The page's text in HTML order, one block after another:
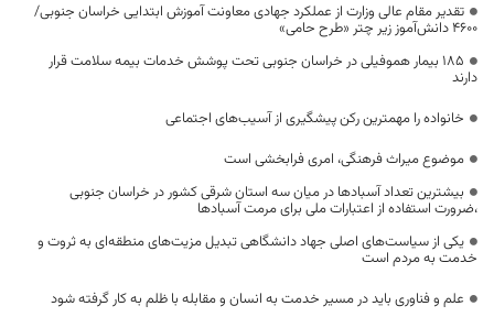
تقدیر مقام عالی وزارت از عملکرد جهادی معاونت آموزش ابتدایی خراسان جنوبی/
۴۶۰۰ دانش‌آموز زیر چتر «طرح حامی»
۱۸۵ بیمار هموفیلی در خراسان جنوبی تحت پوشش خدمات بیمه سلامت قرار
دارند
خانواده را مهمترین رکن پیشگیری از آسیب‌های اجتماعی
موضوع میراث فرهنگی، امری فرابخشی است
بیشترین تعداد آسبادها در میان سه استان شرقی کشور در خراسان جنوبی
،ضرورت استفاده از اعتبارات ملی برای مرمت آسبادها
یکی از سیاست‌های اصلی جهاد دانشگاهی تبدیل مزیت‌های منطقه‌ای به ثروت و
خدمت به مردم است
علم و فناوری باید در مسیر خدمت به انسان و مقابله با ظلم به کار گرفته شود